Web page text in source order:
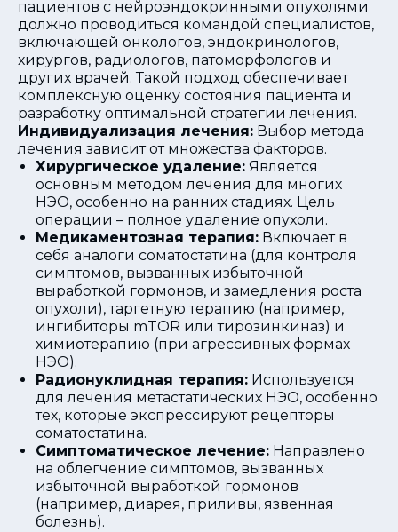
пациентов с нейроэндокринными опухолями
должно проводиться командой специалистов,
включающей онкологов, эндокринологов,
хирургов, радиологов, патоморфологов и
других врачей. Такой подход обеспечивает
комплексную оценку состояния пациента и
разработку оптимальной стратегии лечения.
Индивидуализация лечения: Выбор метода
лечения зависит от множества факторов.
Хирургическое удаление: Является
основным методом лечения для многих
НЭО, особенно на ранних стадиях. Цель
операции – полное удаление опухоли.
Медикаментозная терапия: Включает в
себя аналоги соматостатина (для контроля
симптомов, вызванных избыточной
выработкой гормонов, и замедления роста
опухоли), таргетную терапию (например,
ингибиторы mTOR или тирозинкиназ) и
химиотерапию (при агрессивных формах
НЭО).
Радионуклидная терапия: Используется
для лечения метастатических НЭО, особенно
тех, которые экспрессируют рецепторы
соматостатина.
Симптоматическое лечение: Направлено
на облегчение симптомов, вызванных
избыточной выработкой гормонов
(например, диарея, приливы, язвенная
болезнь).